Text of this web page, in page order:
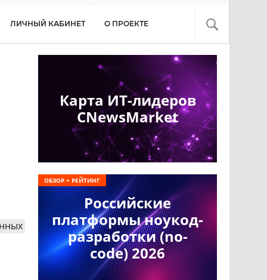
ЛИЧНЫЙ КАБИНЕТ О ПРОЕКТЕ
Карта ИТ-лидеров
CNewsMarket
Российские
платформы ноукод-
разработки (no-
code) 2026
ОБЗОР + РЕЙТИНГ